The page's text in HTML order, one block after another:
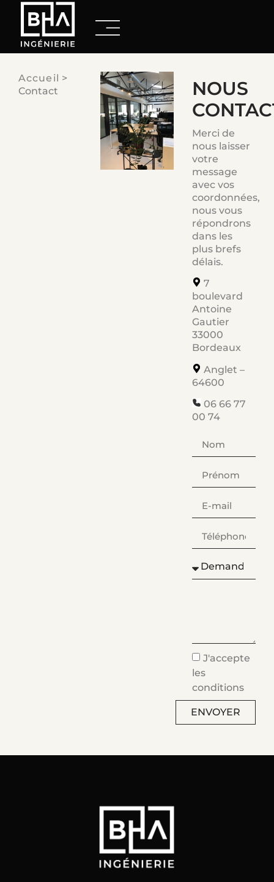
Accueil >
Contact
NOUS
Merci de
nous laisser
votre
message
avec vos
coordonnées,
nous vous
répondrons
dans les
plus brefs
délais.
7
boulevard
Antoine
Gautier
33000
Bordeaux
Anglet –
64600
06 66 77
00 74
J'accepte
les
conditions
ENVOYER